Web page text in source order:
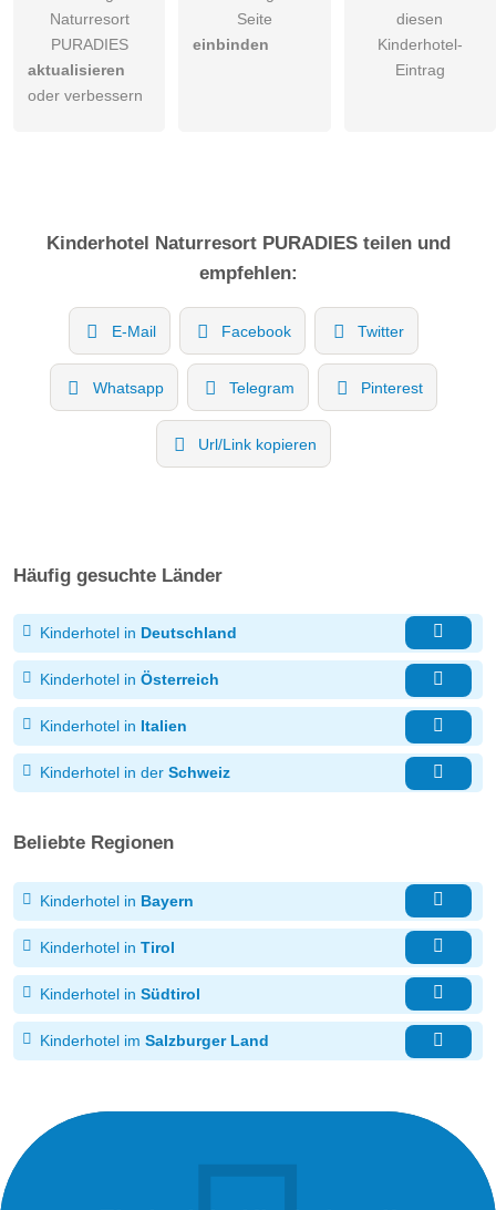
Naturresort
PURADIES
aktualisieren
oder verbessern
Seite
einbinden
diesen
Kinderhotel-
Eintrag
Kinderhotel Naturresort PURADIESteilen und
empfehlen:
E-Mail Facebook Twitter
Whatsapp Telegram Pinterest
Url/Link kopieren
Häufig gesuchte Länder
Kinderhotel in Deutschland
Kinderhotel in Österreich
Kinderhotel in Italien
Kinderhotel in der Schweiz
Beliebte Regionen
Kinderhotel in Bayern
Kinderhotel in Tirol
Kinderhotel in Südtirol
Kinderhotel im Salzburger Land